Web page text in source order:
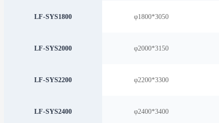
LF-SYS1800 φ1800*3050
LF-SYS2000 φ2000*3150
LF-SYS2200 φ2200*3300
LF-SYS2400 φ2400*3400